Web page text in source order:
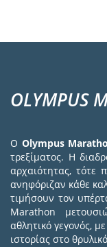
OLYMPUS
Ο Olympus
τρεξίματος. Η
αρχαιότητας, τότε
ανηφόριζαν κάθε
τιμήσουν τον
Marathon
αθλητικό γεγονός,
ιστορίας στο